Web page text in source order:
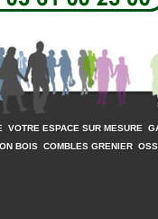
VOTRE ESPACE SUR MESURE
BOIS COMBLES GRENIER